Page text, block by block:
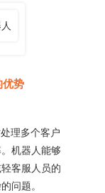
势
理多个客户
机器人能够
客服人员的
问题。